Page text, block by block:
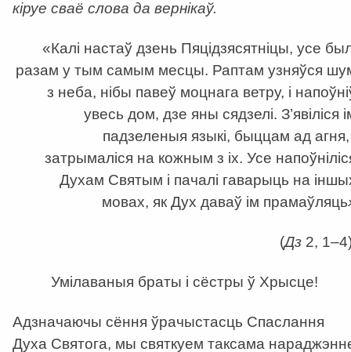
кіруе сваё слова да вернікаў.
«Калі настаў дзень Пяцідзясятніцы, усе
разам у тым самым месцы. Раптам узняўся
з неба, нібы павеў моцнага ветру, і
увесь дом, дзе яны сядзелі. З’явіліся
падзеленыя языкі, быццам ад агня,
затрымаліся на кожным з іх. Усе
Духам Святым і пачалі гаварыць на
мовах, як Дух даваў ім прамаўляць
(Дз 2,
Умілаваныя браты і сёстры ў Хрысце!
Адзначаючы сёння ўрачыстасць Спаслання
Духа Святога, мы святкуем таксама